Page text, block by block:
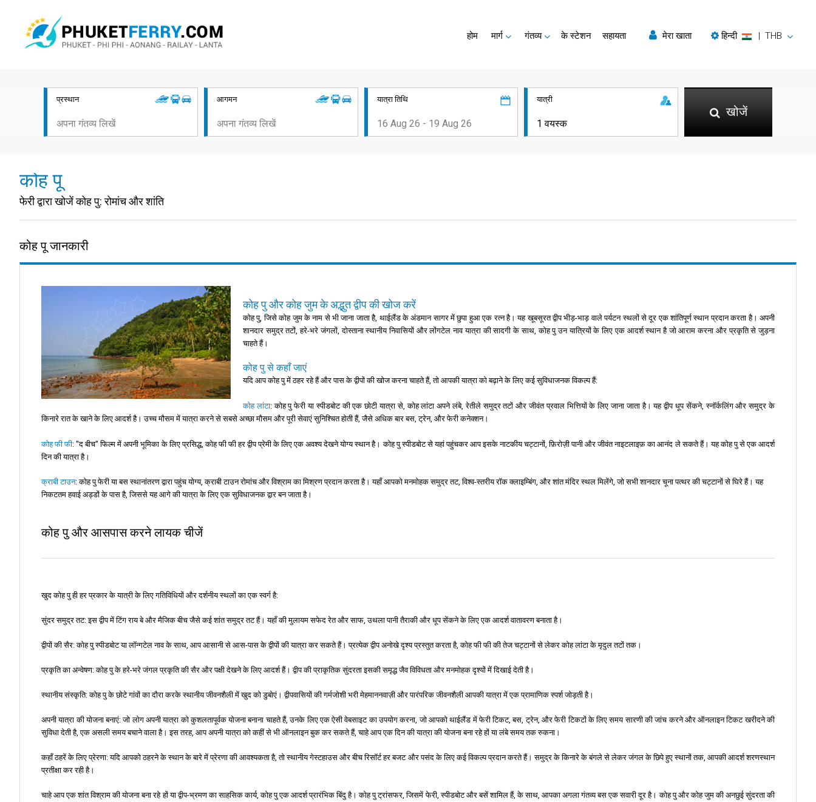
होम मार्ग गंतव्य के स्टेशन सहायता मेरा खाता हिन्दी | THB
प्रस्थान आगमन यात्रा तिथि यात्री
खोजें
कोह पू
फेरी द्वारा खोजें कोह पु: रोमांच और शांति
कोह पू जानकारी
कोह पु और कोह जुम के अद्भुत द्वीप की खोज करें
कोह पु, जिसे कोह जुम के नाम से भी जाना जाता है, थाईलैंड के अंडमान सागर में छुपा हुआ एक रत्न है। यह खूबसूरत द्वीप भीड़-भाड़ वाले पर्यटन स्थलों से दूर एक शांतिपूर्ण स्थान प्रदान करता है। अपनी
शानदार समुद्र तटों, हरे-भरे जंगलों, दोस्ताना स्थानीय निवासियों और लोंगटेल नाव यात्रा की सादगी के साथ, कोह पु उन यात्रियों के लिए एक आदर्श स्थान है जो आराम करना और प्रकृति से जुड़ना
चाहते हैं।
कोह पु से कहाँ जाएं
यदि आप कोह पु में ठहर रहे हैं और पास के द्वीपों की खोज करना चाहते हैं, तो आपकी यात्रा को बढ़ाने के लिए कई सुविधाजनक विकल्प हैं:
कोह लांटा: कोह पु फेरी या स्पीडबोट की एक छोटी यात्रा से, कोह लांटा अपने लंबे, रेतीले समुद्र तटों और जीवंत प्रवाल भित्तियों के लिए जाना जाता है। यह द्वीप धूप सेंकने, स्नॉर्कलिंग और समुद्र के
किनारे रात के खाने के लिए आदर्श है। उच्च मौसम में यात्रा करने से सबसे अच्छा मौसम और पूरी सेवाएं सुनिश्चित होती हैं, जैसे अधिक बार बस, ट्रेन, और फेरी कनेक्शन।
कोह फी फी: "द बीच" फिल्म में अपनी भूमिका के लिए प्रसिद्ध, कोह फी फी हर द्वीप प्रेमी के लिए एक अवश्य देखने योग्य स्थान है। कोह पु स्पीडबोट से यहां पहुंचकर आप इसके नाटकीय चट्टानों, फ़िरोज़ी पानी और जीवंत नाइटलाइफ़ का आनंद ले सकते हैं। यह कोह पु से एक आदर्श
दिन की यात्रा है।
क्राबी टाउन: कोह पु फेरी या बस स्थानांतरण द्वारा पहुंच योग्य, क्राबी टाउन रोमांच और विश्राम का मिश्रण प्रदान करता है। यहाँ आपको मनमोहक समुद्र तट, विश्व-स्तरीय रॉक क्लाइम्बिंग, और शांत मंदिर स्थल मिलेंगे, जो सभी शानदार चूना पत्थर की चट्टानों से घिरे हैं। यह
निकटतम हवाई अड्डों के पास है, जिससे यह आगे की यात्रा के लिए एक सुविधाजनक द्वार बन जाता है।
कोह पु और आसपास करने लायक चीजें
खुद कोह पु ही हर प्रकार के यात्री के लिए गतिविधियों और दर्शनीय स्थलों का एक स्वर्ग है:
सुंदर समुद्र तट: इस द्वीप में टिंग राय बे और मैजिक बीच जैसे कई शांत समुद्र तट हैं। यहाँ की मुलायम सफेद रेत और साफ, उथला पानी तैराकी और धूप सेंकने के लिए एक आदर्श वातावरण बनाता है।
द्वीपों की सैर: कोह पु स्पीडबोट या लॉन्गटेल नाव के साथ, आप आसानी से आस-पास के द्वीपों की यात्रा कर सकते हैं। प्रत्येक द्वीप अनोखे दृश्य प्रस्तुत करता है, कोह फी फी की तेज चट्टानों से लेकर कोह लांटा के मृदुल तटों तक।
प्रकृति का अन्वेषण: कोह पु के हरे-भरे जंगल प्रकृति की सैर और पक्षी देखने के लिए आदर्श हैं। द्वीप की प्राकृतिक सुंदरता इसकी समृद्ध जैव विविधता और मनमोहक दृश्यों में दिखाई देती है।
स्थानीय संस्कृति: कोह पु के छोटे गांवों का दौरा करके स्थानीय जीवनशैली में खुद को डुबोएं। द्वीपवासियों की गर्मजोशी भरी मेहमाननवाज़ी और पारंपरिक जीवनशैली आपकी यात्रा में एक प्रामाणिक स्पर्श जोड़ती है।
अपनी यात्रा की योजना बनाएं: जो लोग अपनी यात्रा को कुशलतापूर्वक योजना बनाना चाहते हैं, उनके लिए एक ऐसी वेबसाइट का उपयोग करना, जो आपको थाईलैंड में फेरी टिकट, बस, ट्रेन, और फेरी टिकटों के लिए समय सारणी की जांच करने और ऑनलाइन टिकट खरीदने की
सुविधा देती है, एक असली समय बचाने वाला है। इस तरह, आप अपनी यात्रा को कहीं से भी ऑनलाइन बुक कर सकते हैं, चाहे आप एक दिन की यात्रा की योजना बना रहे हों या लंबे समय तक रुकना।
कहाँ ठहरें के लिए प्रेरणा: यदि आपको ठहरने के स्थान के बारे में प्रेरणा की आवश्यकता है, तो स्थानीय गेस्टहाउस और बीच रिसॉर्ट हर बजट और पसंद के लिए कई विकल्प प्रदान करते हैं। समुद्र के किनारे के बंगले से लेकर जंगल के छिपे हुए स्थानों तक, आपकी आदर्श शरणस्थान
प्रतीक्षा कर रही है।
चाहे आप एक शांत विश्राम की योजना बना रहे हों या द्वीप-भ्रमण का साहसिक कार्य, कोह पु एक आदर्श प्रारंभिक बिंदु है। कोह पु ट्रांसफर, जिसमें फेरी, स्पीडबोट और बसें शामिल हैं, के साथ, आपका अगला गंतव्य बस एक सवारी दूर है। कोह पु और कोह जुम की अनछुई सुंदरता की